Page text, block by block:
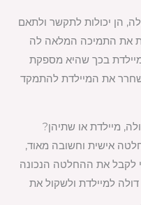
הן יכולות לתקשר ולתאם
את התמיכה המלאה לה
בכך שהיא מספקת
את המיילדת להתמקד
מיילדת או שתיהן?
אישית וחשובה מאוד,
לקבל את ההחלטה הנכונה
למיילדת ולשקול את